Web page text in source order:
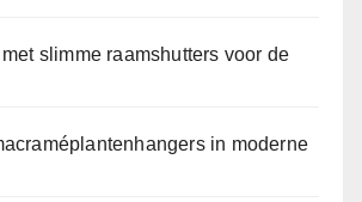
slimme raamshutters voor de
in moderne